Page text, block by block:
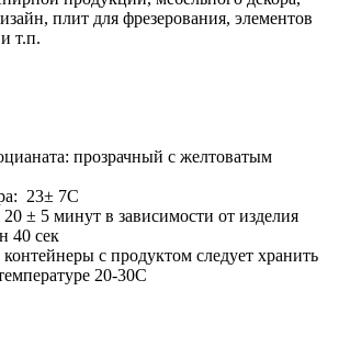
плит для фрезерования, элементов
т.п.
прозрачный с желтоватым
23± 7С
± 5 минут в зависимости от изделия
40 сек
с продуктом следует хранить
20-30С